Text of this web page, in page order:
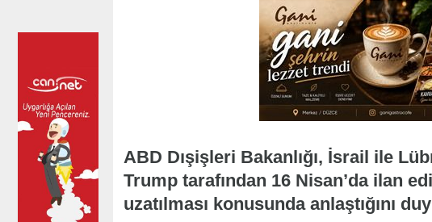
ABD Dışişleri Bakanlığı, İsrail ile
Trump tarafından 16 Nisan’da ilan
uzatılması konusunda anlaştığını